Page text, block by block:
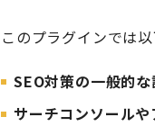
このプラグインでは
SEO対策の一般的な
サーチコンソール